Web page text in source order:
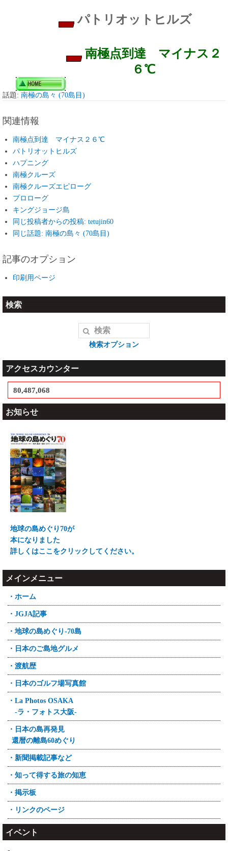
南極点到達 マイナス２
６℃
パトリオットヒルズ
話題: 南極の島々 (70島目)
関連情報
南極点到達 マイナス２６℃
パトリオットヒルズ
ハプニング
南極クルーズ
南極クルーズエピローグ
プロローグ
キングジョージ島
同じ投稿者からの投稿: tetujin60
同じ話題: 南極の島々 (70島目)
記事のオプション
印刷用ページ
検索
検索オプション
アクセスカウンター
80,487,068
お知らせ
地球の島めぐり70が
本になりました
詳しくはここをクリックしてください。
メインメニュー
・ホーム
・JGJA記事
・地球の島めぐり-70島
・日本のご島地グルメ
・渡航歴
・日本のゴルフ場写真館
・La Photos OSAKA
-ラ・フォトス大阪-
・日本の島再発見
還暦の離島60めぐり
・新聞掲載記事など
・知って得する旅の知恵
・掲示板
・リンクのページ
イベント